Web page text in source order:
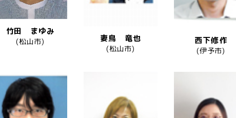
竹田 まゆみ
(松山市) 妻鳥 竜也
(松山市)
西下修作
(伊予市)